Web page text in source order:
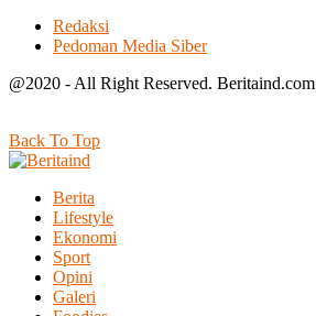
Redaksi
Pedoman Media Siber
@2020 - All Right Reserved. Beritaind.com
Back To Top
Berita
Lifestyle
Ekonomi
Sport
Opini
Galeri